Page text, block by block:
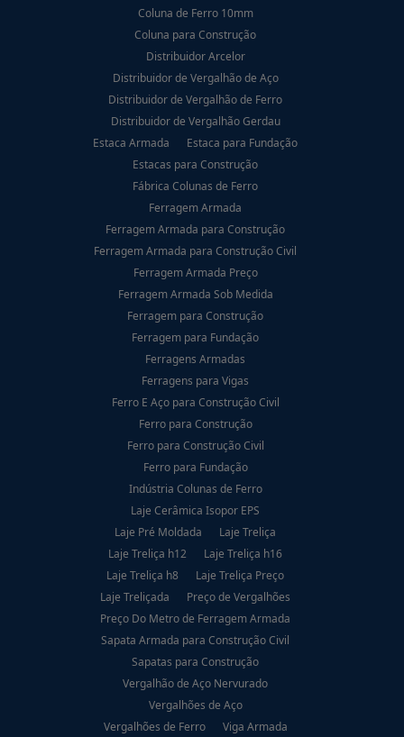
Coluna de Ferro 10mm
Coluna para Construção
Distribuidor Arcelor
Distribuidor de Vergalhão de Aço
Distribuidor de Vergalhão de Ferro
Distribuidor de Vergalhão Gerdau
Estaca Armada
Estaca para Fundação
Estacas para Construção
Fábrica Colunas de Ferro
Ferragem Armada
Ferragem Armada para Construção
Ferragem Armada para Construção Civil
Ferragem Armada Preço
Ferragem Armada Sob Medida
Ferragem para Construção
Ferragem para Fundação
Ferragens Armadas
Ferragens para Vigas
Ferro E Aço para Construção Civil
Ferro para Construção
Ferro para Construção Civil
Ferro para Fundação
Indústria Colunas de Ferro
Laje Cerâmica Isopor EPS
Laje Pré Moldada
Laje Treliça
Laje Treliça h12
Laje Treliça h16
Laje Treliça h8
Laje Treliça Preço
Laje Treliçada
Preço de Vergalhões
Preço Do Metro de Ferragem Armada
Sapata Armada para Construção Civil
Sapatas para Construção
Vergalhão de Aço Nervurado
Vergalhões de Aço
Vergalhões de Ferro
Viga Armada